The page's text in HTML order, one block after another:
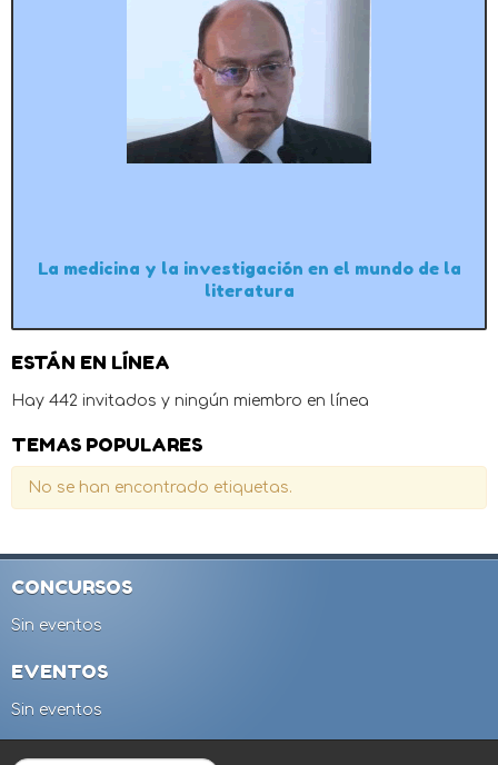
La medicina y la investigación en el mundo de la
literatura
ESTÁN EN LÍNEA
Hay 442 invitados y ningún miembro en línea
TEMAS POPULARES
No se han encontrado etiquetas.
CONCURSOS
Sin eventos
EVENTOS
Sin eventos